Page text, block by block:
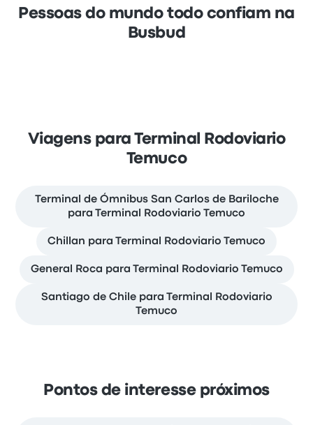
Pessoas do mundo todo confiam na
Busbud
Viagens para Terminal Rodoviario
Temuco
Terminal de Ómnibus San Carlos de Bariloche
para Terminal Rodoviario Temuco
Chillan para Terminal Rodoviario Temuco
General Roca para Terminal Rodoviario Temuco
Santiago de Chile para Terminal Rodoviario
Temuco
Pontos de interesse próximos